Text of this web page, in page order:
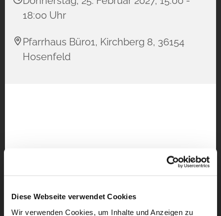
Diese Webseite verwendet Cookies
Wir verwenden Cookies, um Inhalte und Anzeigen zu
18:00 Uhr
Pfarrhaus Büro1, Kirchberg 8, 36154
Hosenfeld